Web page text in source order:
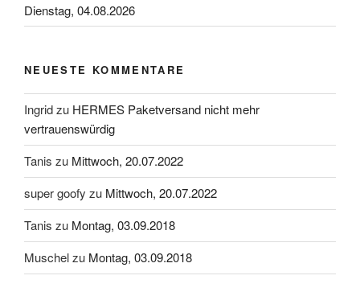
Dienstag, 04.08.2026
NEUESTE KOMMENTARE
Ingridzu HERMES Paketversand nicht mehr
vertrauenswürdig
Tanis zu Mittwoch, 20.07.2022
super goofy zu Mittwoch, 20.07.2022
Tanis zu Montag, 03.09.2018
Muschelzu Montag, 03.09.2018